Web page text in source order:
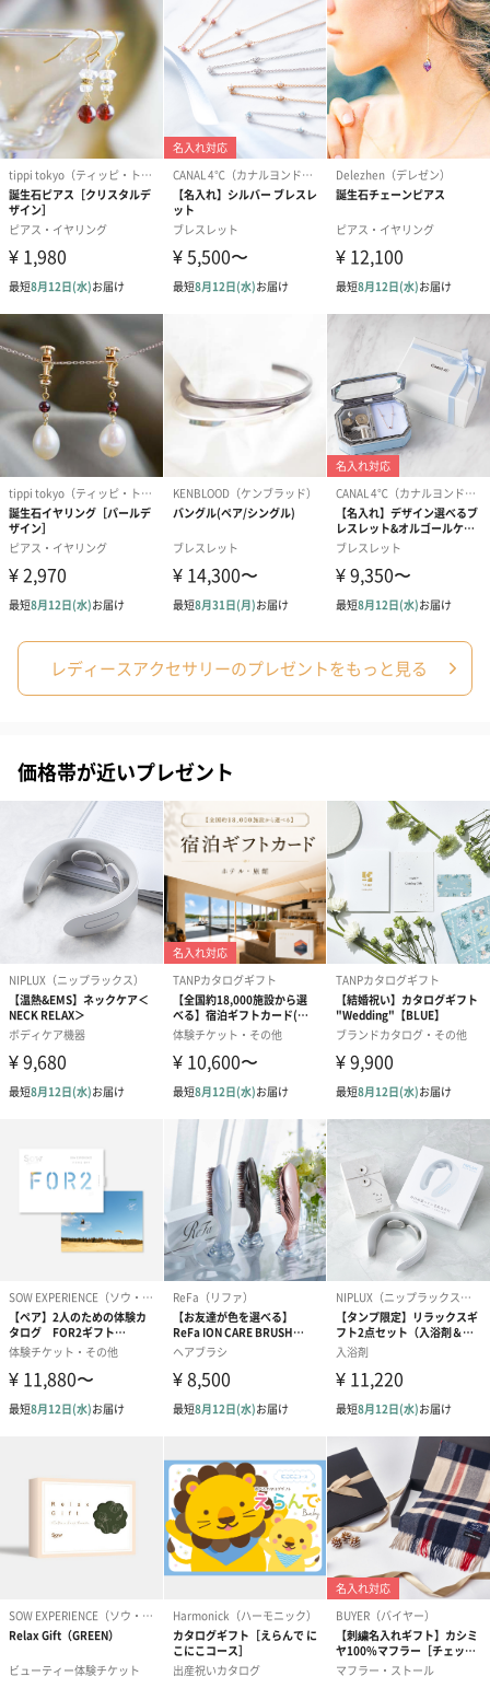
レディースアクセサリーのプレゼントをもっと見る
価格帯が近いプレゼント